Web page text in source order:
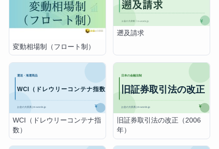
変動相場制（フロート制）
遡及請求
WCI（ドレウリーコンテナ指
数）
旧証券取引法の改正（2006
年）